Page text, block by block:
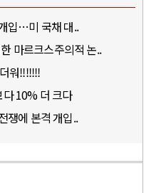
입…미 국채 대..
마르크스주의적 논..
워!!!!!!!
10% 더 크다
쟁에 본격 개입..